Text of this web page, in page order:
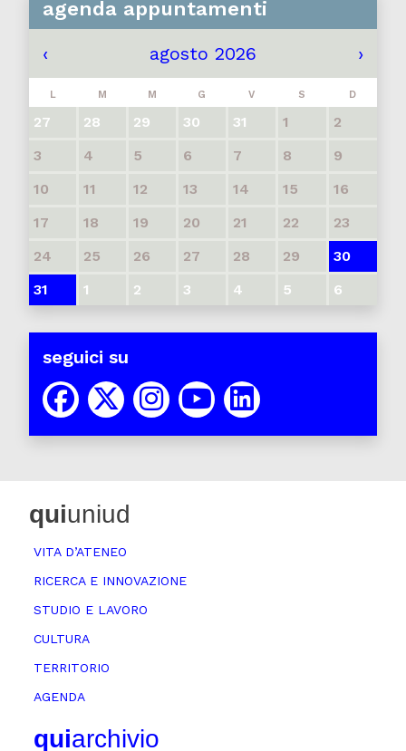
agenda appuntamenti
‹ agosto 2026 ›
L M M G V S D
27 28 29 30 31 1
2
3
4 5 6 7 8
9
10
11 12 13 14 15
16
17
18 19 20 21 22
23
24
25 26 27 28 29
30
31
1 2 3 4 5 6
seguici su
quiuniud
VITA D’ATENEO
RICERCA E INNOVAZIONE
STUDIO E LAVORO
CULTURA
TERRITORIO
AGENDA
quiarchivio